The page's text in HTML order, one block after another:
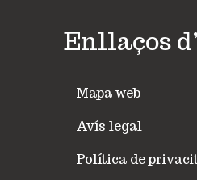
Enllaços
Mapa web
Avís legal
Política de